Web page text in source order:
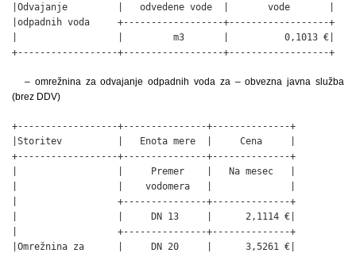
|Odvajanje         |   odvedene vode  |       vode       |
|odpadnih voda     +------------------+------------------+
|                  |         m3       |          0,1013 €|
+------------------+------------------+------------------+
– omrežnina za odvajanje odpadnih voda za – obvezna javna služba
(brez DDV)
+------------------+---------------+--------------+
|Storitev          |   Enota mere  |     Cena     |
+------------------+---------------+--------------+
|                  |     Premer    |   Na mesec   |
|                  |    vodomera   |              |
|                  +---------------+--------------+
|                  |     DN 13     |      2,1114 €|
|                  +---------------+--------------+
|Omrežnina za      |     DN 20     |      3,5261 €|